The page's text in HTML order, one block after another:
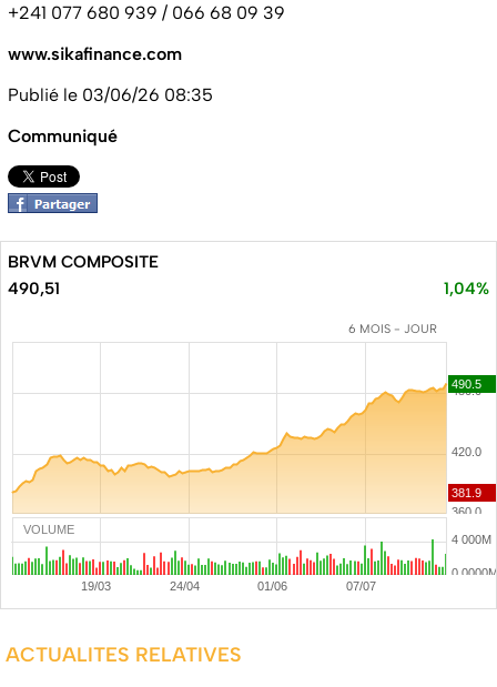
+241 077 680 939 / 066 68 09 39
www.sikafinance.com
Publié le 03/06/26 08:35
Communiqué
BRVM COMPOSITE
490,51
1,04%
6 MOIS - JOUR
VOLUME
ACTUALITES RELATIVES